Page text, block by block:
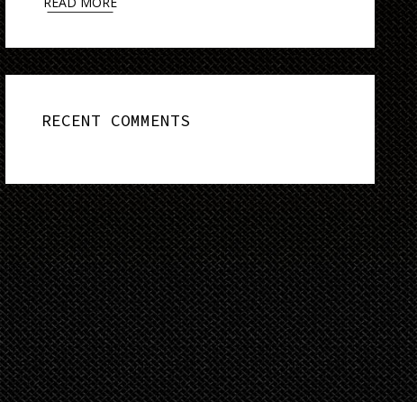
RECENT COMMENTS